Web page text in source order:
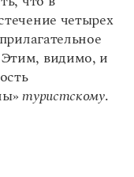
видимо, и
туристскому